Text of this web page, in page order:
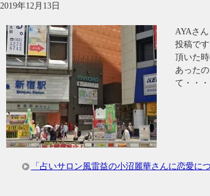
2019年12月13日
AYAさ
投稿で
頂いた
あった
て・・・
「占いサロン風雷益の小沼麗華さんに恋愛